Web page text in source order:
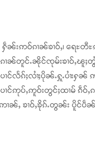
ႁဵၼ်းဢဝ်ၵၢၼ်ၶၢဝ်ႇ၊ ရေႊတီ
ၵၢၼ်တူင်ႉၼိုင်ၸုမ်းၶၢဝ်ႇၽူႈ
ပၢင်လႅၵ်ႈလၢႆႈပိုၼ်ႉႁူႉပၢႆး
ပၢင်ဢုပ်ႇဢူဝ်းတွင်ႈထၢမ် ၵဵဝ်ႇၵ
ၢၼ်ႇ ၶၢဝ်ႇၶိုၵ်ႉတွၼ်း ပိူင်ပဵ